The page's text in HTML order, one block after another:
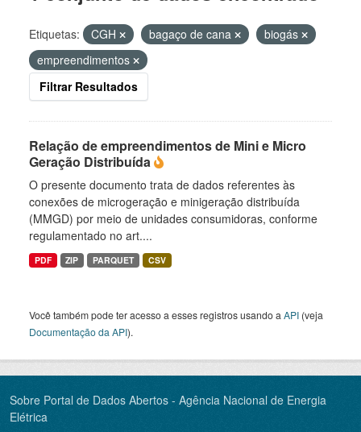
Etiquetas: CGH bagaço de cana
biogás
empreendimentos
Filtrar Resultados
Relação de empreendimentos de Mini e Micro
Geração Distribuída
O presente documento trata de dados referentes às
conexões de microgeração e minigeração distribuída
(MMGD) por meio de unidades consumidoras, conforme
regulamentado no art....
PDF ZIP PARQUET CSV
Você também pode ter acesso a esses registros usando a API (veja
Documentação da API).
Sobre Portal de Dados Abertos - Agência Nacional de Energia
Elétrica